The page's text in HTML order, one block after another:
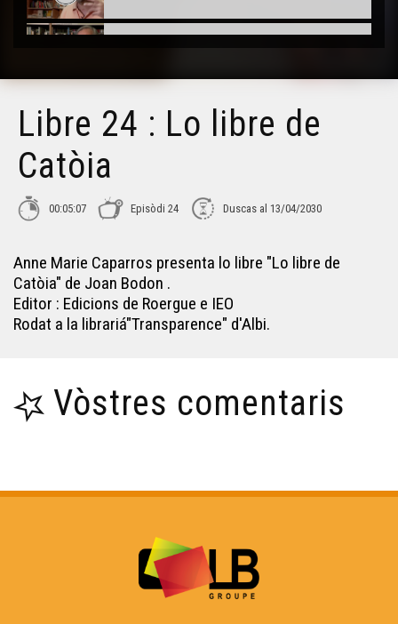
Libre 27 : Pirena
Libre 28 : Lo Cant dels Millenaris/ Dieusses Primiers
Libre 29 : Poletona
Libre 30 : Lo secret deus bòscs de LASCAUS
Libre 32 : Nomadas
Libre 35 : Tres pòbles de la lòna
Libre 24 : Lo libre de
Catòia
00:05:07 Episòdi 24 Duscas al 13/04/2030
Anne Marie Caparros presenta lo libre "Lo libre de
Catòia" de Joan Bodon .
Editor : Edicions de Roergue e IEO
Rodat a la librariá"Transparence" d'Albi.
Vòstres comentaris